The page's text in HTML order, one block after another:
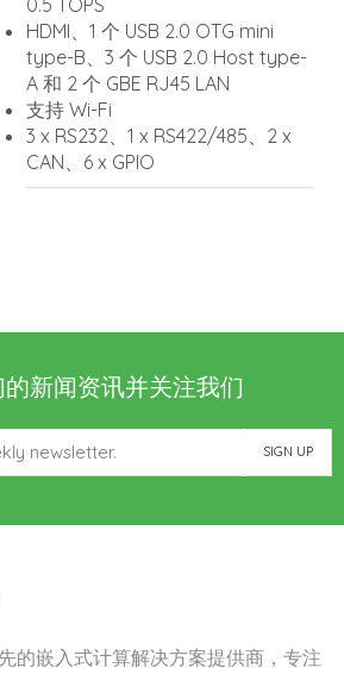
0.5 TOPS
HDMI、1 个 USB 2.0 OTG mini
type-B、3 个 USB 2.0 Host type-
A 和 2 个 GBE RJ45 LAN
支持 Wi-Fi
3 x RS232、1 x RS422/485、2 x
CAN、6 x GPIO
新闻资讯并关注我们
的嵌入式计算解决方案提供商，专注